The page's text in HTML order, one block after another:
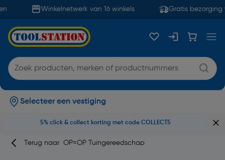
Winkelnetwerk van 16 winkels Gratis bezorging
Selecteer een vestiging
5% click & collect korting met code COLLECT5
Terug naar OP=OP Tuingereedschap